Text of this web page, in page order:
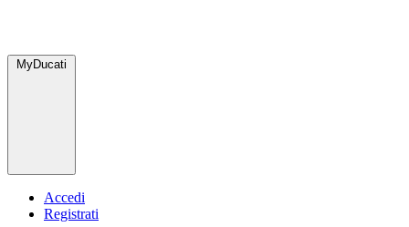
MyDucati
Accedi
Registrati